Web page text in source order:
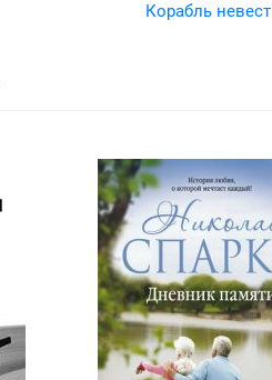
Корабль невест